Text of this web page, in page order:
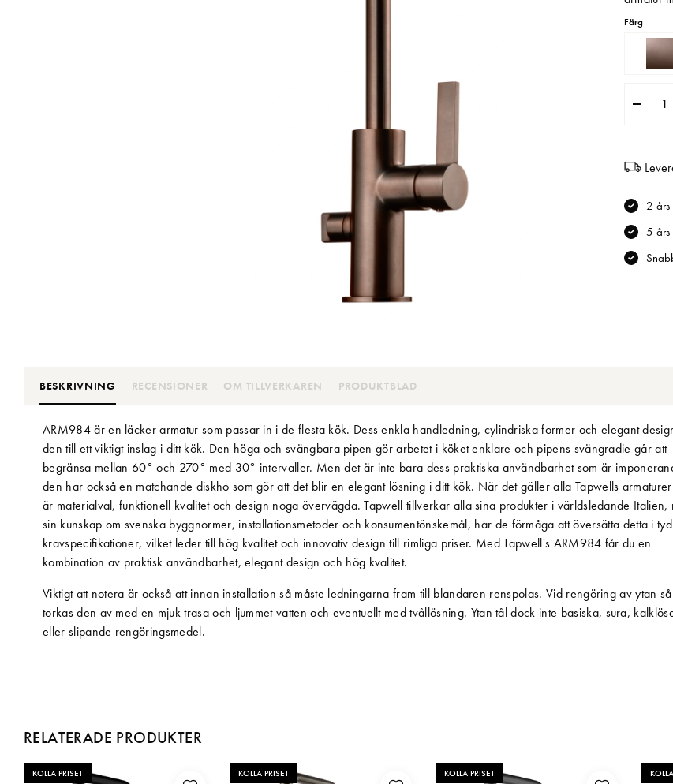
Färg
2
5 års
BESKRIVNING RECENSIONER OM TILLVERKAREN PRODUKTBLAD
ARM984 är en läcker armatur som passar in i de flesta kök. Dess enkla handledning, cylindriska former och elegant
den till ett viktigt inslag i ditt kök. Den höga och svängbara pipen gör arbetet i köket enklare och pipens svängradie går att
begränsa mellan 60° och 270° med 30° intervaller. Men det är inte bara dess praktiska användbarhet som är
den har också en matchande diskho som gör att det blir en elegant lösning i ditt kök. När det gäller alla Tapwells
är materialval, funktionell kvalitet och design noga övervägda. Tapwell tillverkar alla sina produkter i världsledande Italien,
sin kunskap om svenska byggnormer, installationsmetoder och konsumentönskemål, har de förmåga att översätta detta i
kravspecifikationer, vilket leder till hög kvalitet och innovativ design till rimliga priser. Med Tapwell's ARM984 får du en
kombination av praktisk användbarhet, elegant design och hög kvalitet.
Viktigt att notera är också att innan installation så måste ledningarna fram till blandaren renspolas. Vid rengöring av ytan så
torkas den av med en mjuk trasa och ljummet vatten och eventuellt med tvållösning. Ytan tål dock inte basiska, sura,
eller slipande rengöringsmedel.
RELATERADE PRODUKTER
KOLLA PRISET KOLLA PRISET KOLLA PRISET